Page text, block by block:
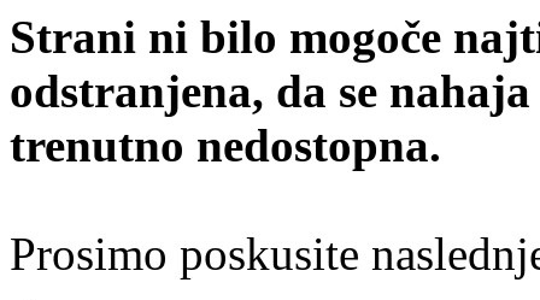
Strani ni bilo mogoče
odstranjena, da se
trenutno nedostopna.
Prosimo poskusite